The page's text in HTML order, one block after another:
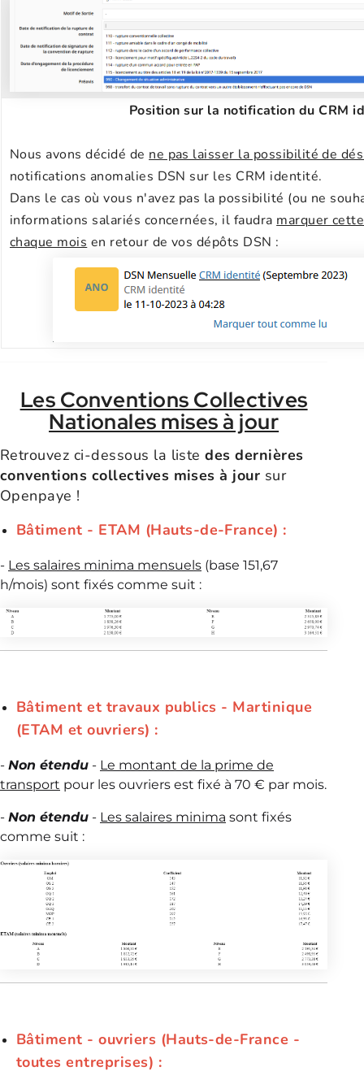
Position sur la notification du CRM
Nous avons décidé de ne pas laisser la possibilité de
notifications anomalies DSN sur les CRM identité.
Dans le cas où vous n'avez pas la possibilité (ou ne
informations salariés concernées, il faudra marquer
chaque mois en retour de vos dépôts DSN :
Les Conventions Collectives
Nationales mises à jour
Retrouvez ci-dessous la listedes dernières
conventions collectives mises à jour sur
Openpaye !
Bâtiment - ETAM (Hauts-de-France) :
- Les salaires minima mensuels (base 151,67
h/mois) sont fixés comme suit :
Bâtiment et travaux publics - Martinique
(ETAM et ouvriers) :
- Non étendu - Le montant de la prime de
transport pour les ouvriers est fixé à 70 € par mois.
- Non étendu - Les salaires minima sont fixés
comme suit :
Bâtiment - ouvriers (Hauts-de-France -
toutes entreprises) :